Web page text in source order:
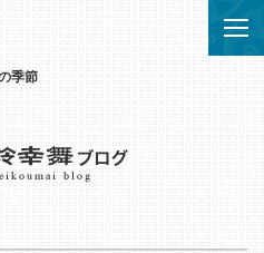
季節